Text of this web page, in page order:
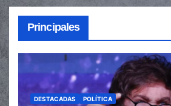
Principales
DESTACADAS POLÍTICA